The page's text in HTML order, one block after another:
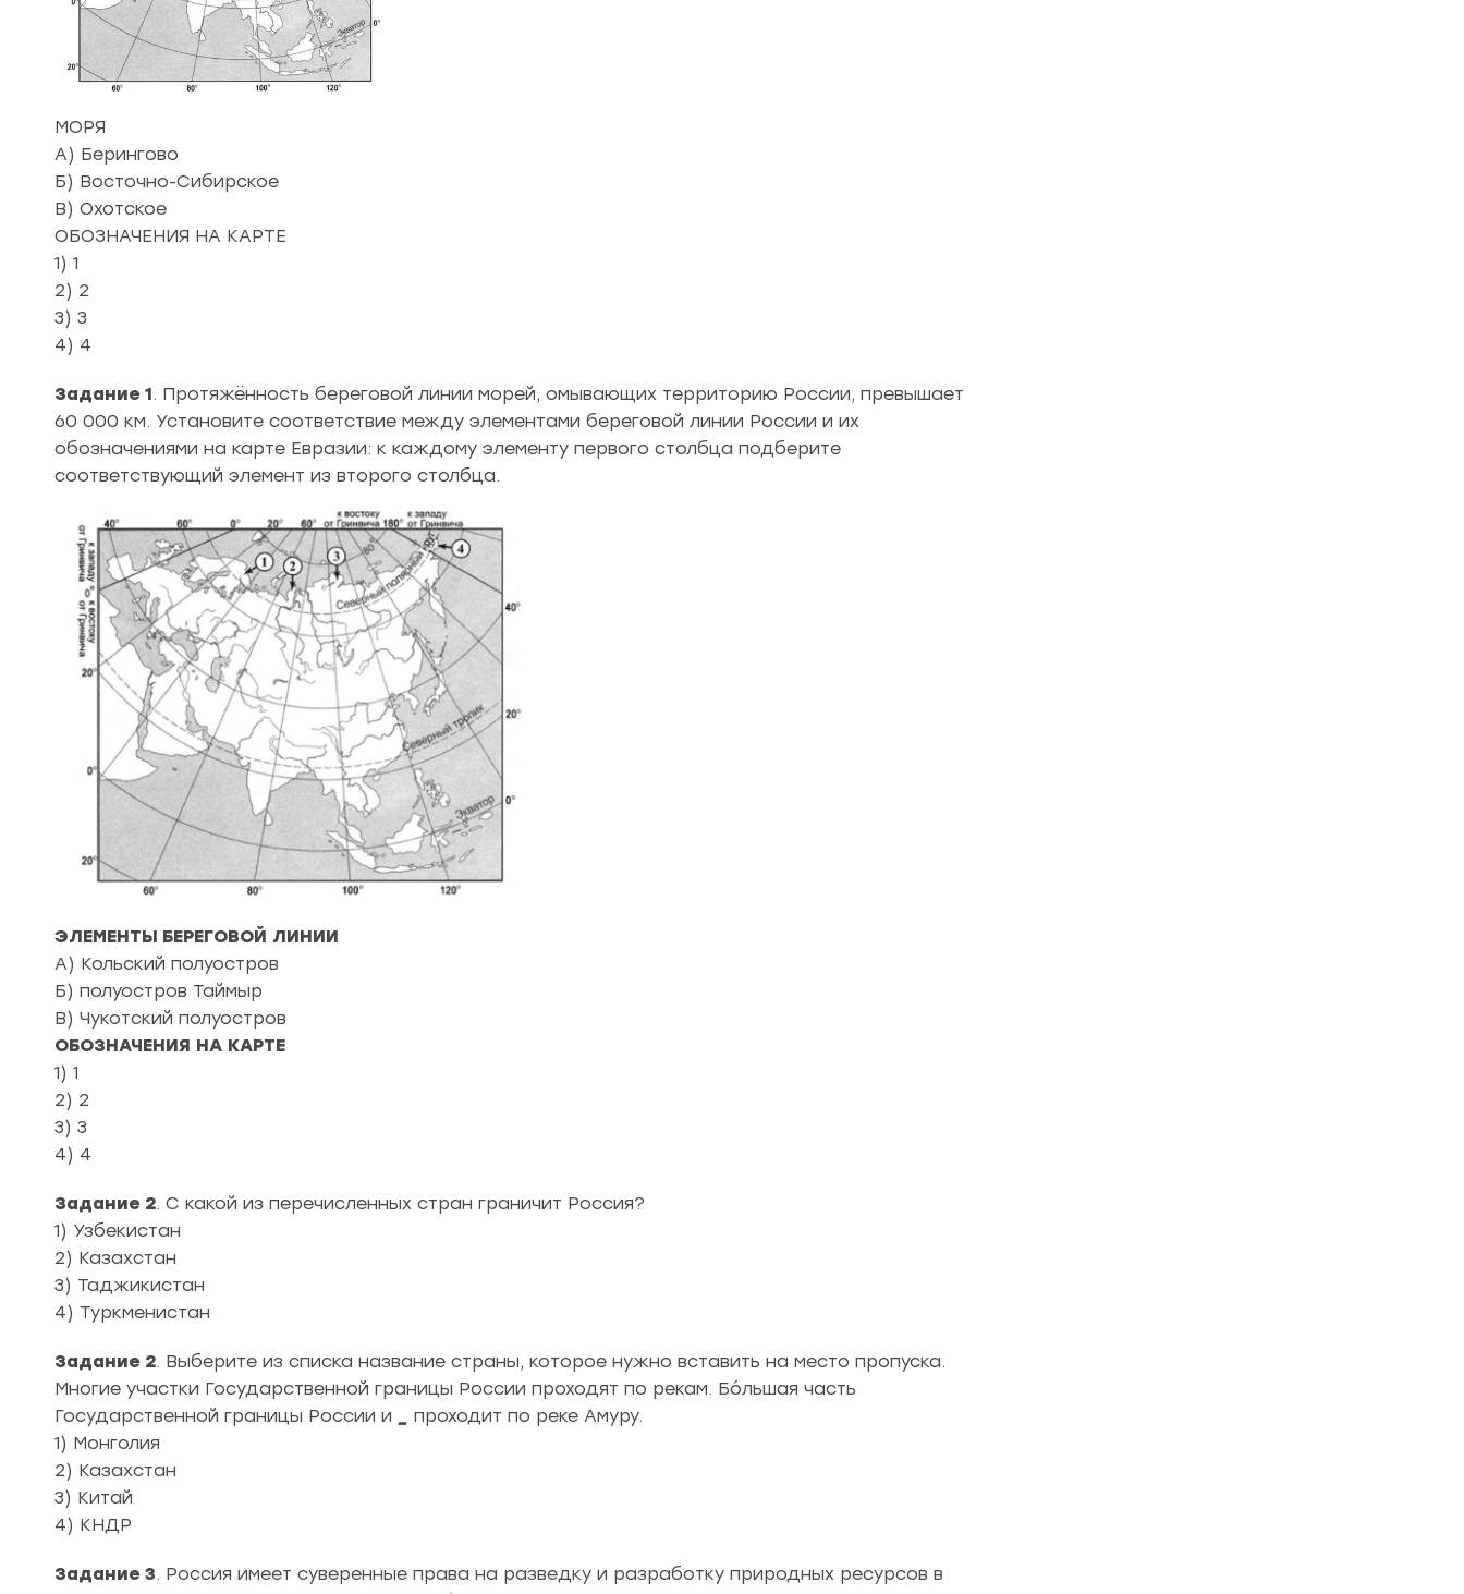
МОРЯ
А) Берингово
Б) Восточно-Сибирское
В) Охотское
ОБОЗНАЧЕНИЯ НА КАРТЕ
1) 1
2) 2
3) 3
4) 4
Задание 1. Протяжённость береговой линии морей, омывающих территорию России, превышает
60 000 км. Установите соответствие между элементами береговой линии России и их
обозначениями на карте Евразии: к каждому элементу первого столбца подберите
соответствующий элемент из второго столбца.
ЭЛЕМЕНТЫ БЕРЕГОВОЙ ЛИНИИ
А) Кольский полуостров
Б) полуостров Таймыр
В) Чукотский полуостров
ОБОЗНАЧЕНИЯ НА КАРТЕ
1) 1
2) 2
3) 3
4) 4
Задание 2. С какой из перечисленных стран граничит Россия?
1) Узбекистан
2) Казахстан
3) Таджикистан
4) Туркменистан
Задание 2. Выберите из списка название страны, которое нужно вставить на место пропуска.
Многие участки Государственной границы России проходят по рекам. Бóльшая часть
Государственной границы России и
проходит по реке Амуру.
1) Монголия
2) Казахстан
3) Китай
4) КНДР
Задание 3. Россия имеет суверенные права на разведку и разработку природных ресурсов в